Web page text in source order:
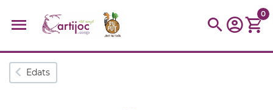
Cerques populars
0
Edats